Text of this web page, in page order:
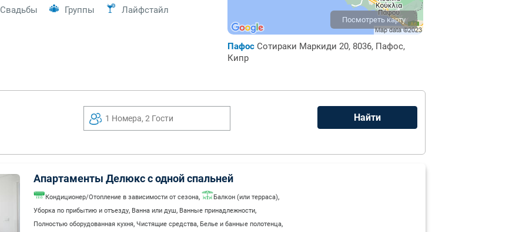
Свадьбы Группы
Лайфстайл
Посмотреть карту
Пафос Сотираки Маркиди 20, 8036, Пафос,
Кипр
1 Номера, 2 Гости
Апартаменты Делюкс с одной спальней
Кондиционер/Отопление в зависимости от сезона, Балкон (или терраса),
Уборка по прибытию и отъезду, Ванна или душ, Ванные принадлежности,
Полностью оборудованная кухня, Чистящие средства, Белье и банные полотенца,